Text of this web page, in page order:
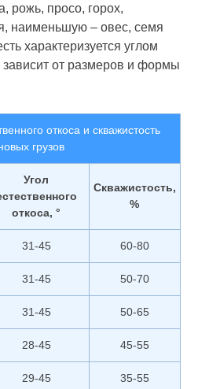
рожь, просо, горох,
наименьшую – овес, семя
характеризуется углом
зависит от размеров и формы
откоса и скважистость
грузов
Угол
откоса, °
Скважистость,
%
31-45 60-80
31-45 50-70
31-45 50-65
28-45 45-55
29-45 35-55